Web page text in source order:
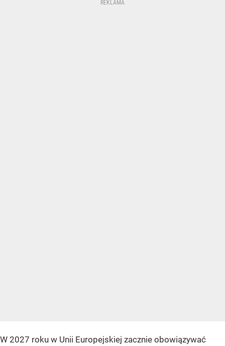
W 2027 roku w Unii Europejskiej zacznie obowiązywać